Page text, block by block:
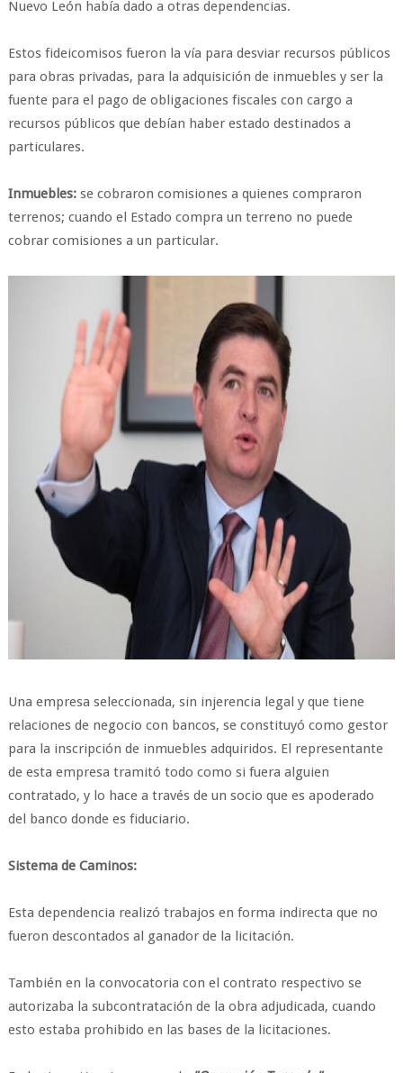
Nuevo León había dado a otras dependencias.
Estos fideicomisos fueron la vía para desviar recursos públicos
para obras privadas, para la adquisición de inmuebles y ser la
fuente para el pago de obligaciones fiscales con cargo a
recursos públicos que debían haber estado destinados a
particulares.
Inmuebles:se cobraron comisiones a quienes compraron
terrenos; cuando el Estado compra un terreno no puede
cobrar comisiones a un particular.
Una empresa seleccionada, sin injerencia legal y que tiene
relaciones de negocio con bancos, se constituyó como gestor
para la inscripción de inmuebles adquiridos. El representante
de esta empresa tramitó todo como si fuera alguien
contratado, y lo hace a través de un socio que es apoderado
del banco donde es fiduciario.
Sistema de Caminos:
Esta dependencia realizó trabajos en forma indirecta que no
fueron descontados al ganador de la licitación.
También en la convocatoria con el contrato respectivo se
autorizaba la subcontratación de la obra adjudicada, cuando
esto estaba prohibido en las bases de la licitaciones.